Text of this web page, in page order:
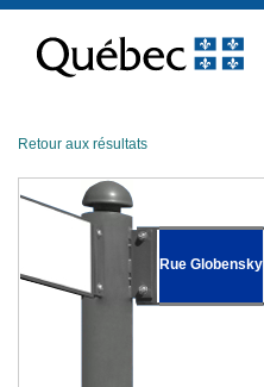
contenu
Retour aux résultats
Rue Globensky